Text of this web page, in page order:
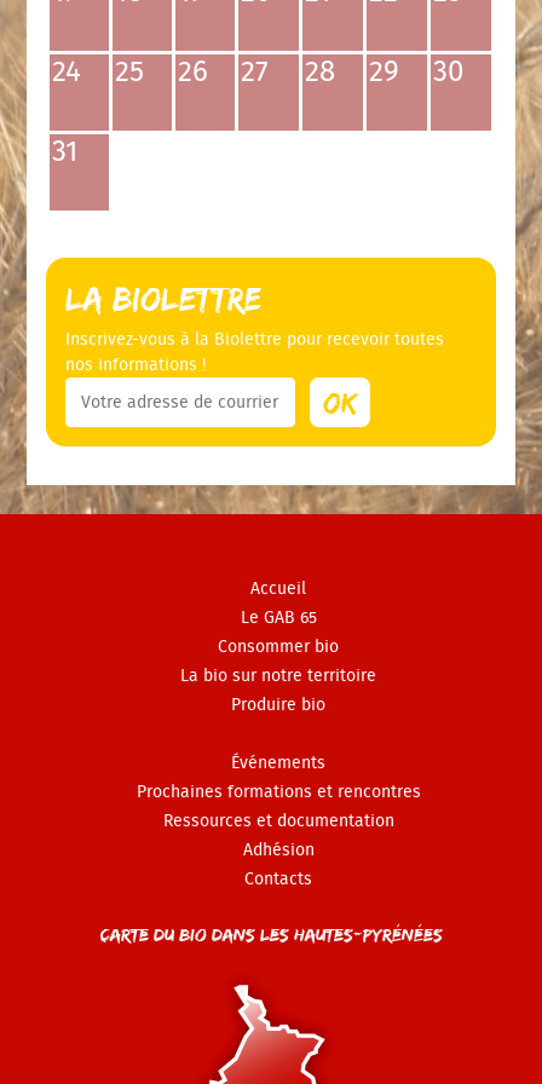
24 25 26 27 28 29 30
31
La Biolettre
Inscrivez-vous à la Biolettre pour recevoir toutes
nos informations !
Accueil
Le GAB 65
Consommer bio
La bio sur notre territoire
Produire bio
Événements
Prochaines formations et rencontres
Ressources et documentation
Adhésion
Contacts
Carte du Bio dans les Hautes-Pyrénées